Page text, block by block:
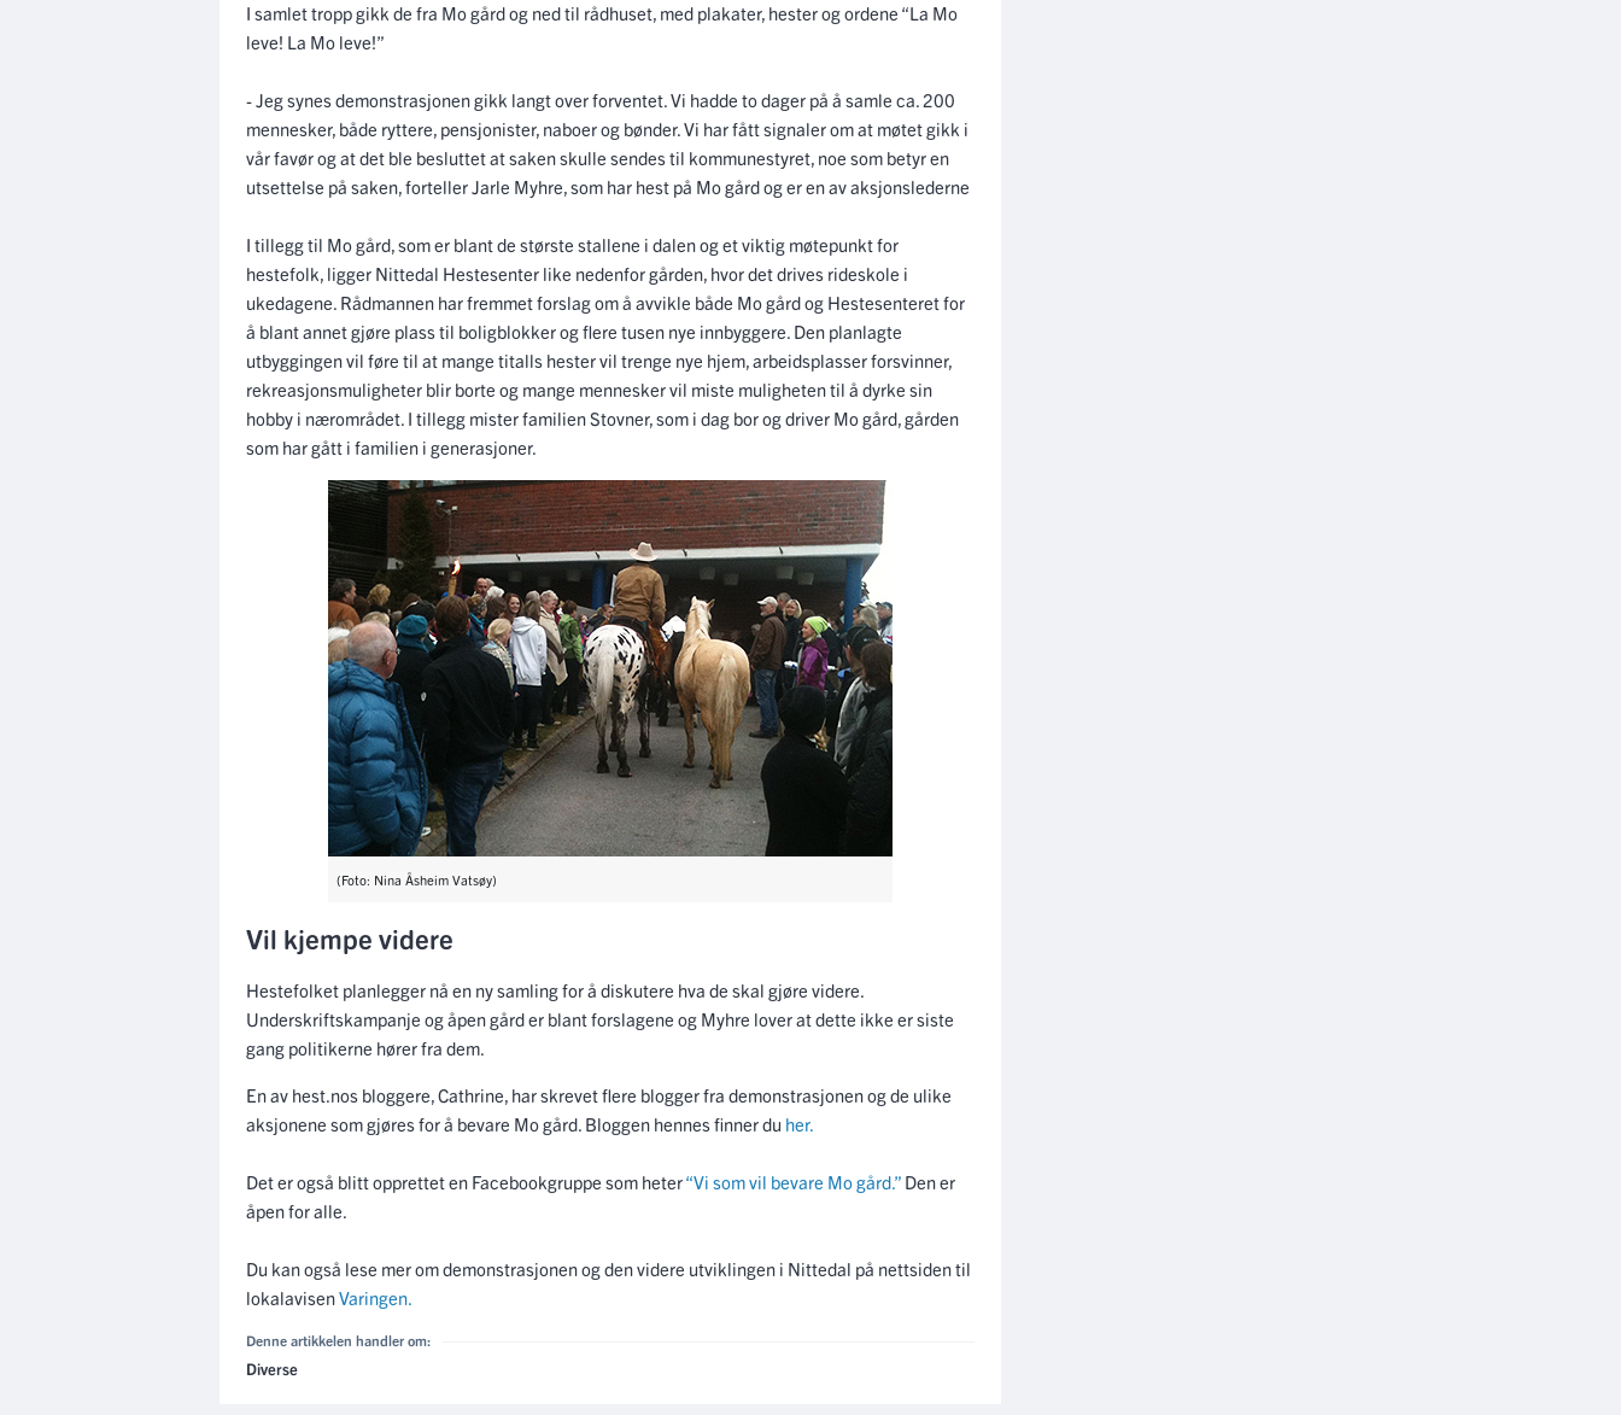
I samlet tropp gikk de fra Mo gård og ned til rådhuset, med plakater, hester og ordene “La Mo
leve! La Mo leve!”
- Jeg synes demonstrasjonen gikk langt over forventet. Vi hadde to dager på å samle ca. 200
mennesker, både ryttere, pensjonister, naboer og bønder. Vi har fått signaler om at møtet gikk i
vår favør og at det ble besluttet at saken skulle sendes til kommunestyret, noe som betyr en
utsettelse på saken, forteller Jarle Myhre, som har hest på Mo gård og er en av aksjonslederne
I tillegg til Mo gård, som er blant de største stallene i dalen og et viktig møtepunkt for
hestefolk, ligger Nittedal Hestesenter like nedenfor gården, hvor det drives rideskole i
ukedagene. Rådmannen har fremmet forslag om å avvikle både Mo gård og Hestesenteret for
å blant annet gjøre plass til boligblokker og flere tusen nye innbyggere. Den planlagte
utbyggingen vil føre til at mange titalls hester vil trenge nye hjem, arbeidsplasser forsvinner,
rekreasjonsmuligheter blir borte og mange mennesker vil miste muligheten til å dyrke sin
hobby i nærområdet. I tillegg mister familien Stovner, som i dag bor og driver Mo gård, gården
som har gått i familien i generasjoner.
(Foto: Nina Åsheim Vatsøy)
Vil kjempe videre
Hestefolket planlegger nå en ny samling for å diskutere hva de skal gjøre videre.
Underskriftskampanje og åpen gård er blant forslagene og Myhre lover at dette ikke er siste
gang politikerne hører fra dem.
En av hest.nos bloggere, Cathrine, har skrevet flere blogger fra demonstrasjonen og de ulike
aksjonene som gjøres for å bevare Mo gård. Bloggen hennes finner du her.
Det er også blitt opprettet en Facebookgruppe som heter“Vi som vil bevare Mo gård.” Den er
åpen for alle.
Du kan også lese mer om demonstrasjonen og den videre utviklingen i Nittedal på nettsiden til
lokalavisenVaringen.
Denne artikkelen handler om:
Diverse